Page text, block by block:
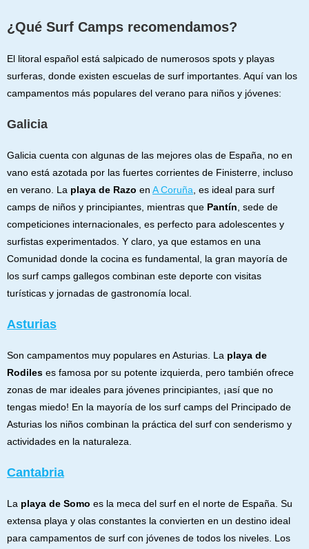
¿Qué Surf Camps recomendamos?
El litoral español está salpicado de numerosos spots y playas
surferas, donde existen escuelas de surf importantes. Aquí van los
campamentos más populares del verano para niños y jóvenes:
Galicia
Galicia cuenta con algunas de las mejores olas de España, no en
vano está azotada por las fuertes corrientes de Finisterre, incluso
en verano. La playa de Razo en A Coruña, es ideal para surf
camps de niños y principiantes, mientras que Pantín, sede de
competiciones internacionales, es perfecto para adolescentes y
surfistas experimentados. Y claro, ya que estamos en una
Comunidad donde la cocina es fundamental, la gran mayoría de
los surf camps gallegos combinan este deporte con visitas
turísticas y jornadas de gastronomía local.
Asturias
Son campamentos muy populares en Asturias. La playa de
Rodiles es famosa por su potente izquierda, pero también ofrece
zonas de mar ideales para jóvenes principiantes, ¡así que no
tengas miedo! En la mayoría de los surf camps del Principado de
Asturias los niños combinan la práctica del surf con senderismo y
actividades en la naturaleza.
Cantabria
La playa de Somo es la meca del surf en el norte de España. Su
extensa playa y olas constantes la convierten en un destino ideal
para campamentos de surf con jóvenes de todos los niveles. Los